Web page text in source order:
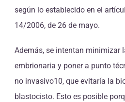
según lo establecido en el
14/2006, de 26 de mayo.
Además, se intentan minimizar
embrionaria y poner a punto
no invasivo10, que evitaría la
blastocisto. Esto es posible